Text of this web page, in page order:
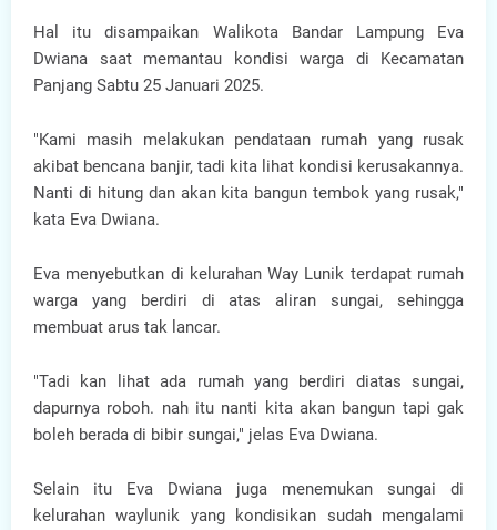
Hal itu disampaikan Walikota Bandar Lampung Eva
Dwiana saat memantau kondisi warga di Kecamatan
Panjang Sabtu 25 Januari 2025.
"Kami masih melakukan pendataan rumah yang rusak
akibat bencana banjir, tadi kita lihat kondisi kerusakannya.
Nanti di hitung dan akan kita bangun tembok yang rusak,"
kata Eva Dwiana.
Eva menyebutkan di kelurahan Way Lunik terdapat rumah
warga yang berdiri di atas aliran sungai, sehingga
membuat arus tak lancar.
"Tadi kan lihat ada rumah yang berdiri diatas sungai,
dapurnya roboh. nah itu nanti kita akan bangun tapi gak
boleh berada di bibir sungai," jelas Eva Dwiana.
Selain itu Eva Dwiana juga menemukan sungai di
kelurahan waylunik yang kondisikan sudah mengalami